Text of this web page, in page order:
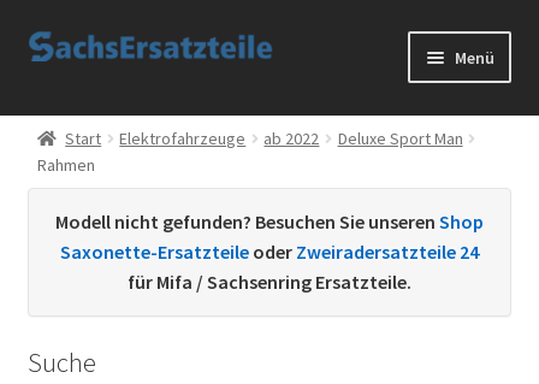
Zur
Zum
Menü
Start
AGB
Datenschutzerklärung
Kontakt
Start Elektrofahrzeuge ab 2022
Deluxe Sport Man
Rahmen
Modell nicht gefunden? Besuchen Sie unseren Shop
Saxonette-Ersatzteile oder Zweiradersatzteile 24
für Mifa / Sachsenring Ersatzteile.
Suche